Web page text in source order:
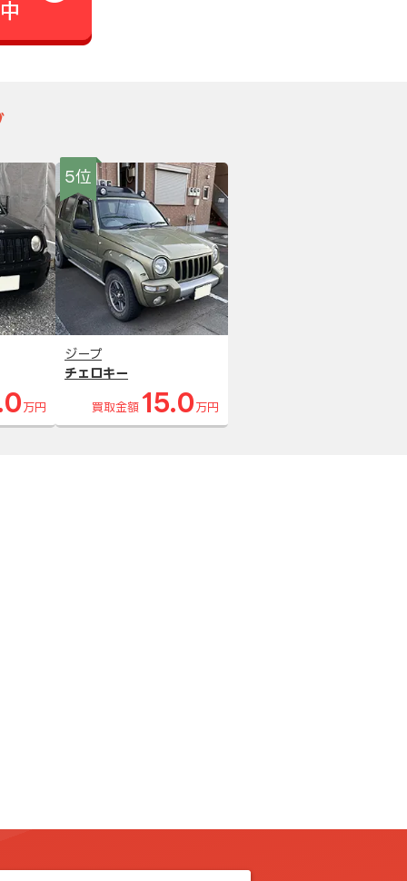
万円
5位
ジープ
チェロキー
買取金額 15.0 万円